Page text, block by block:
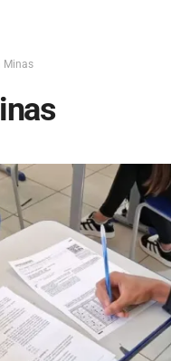
Minas